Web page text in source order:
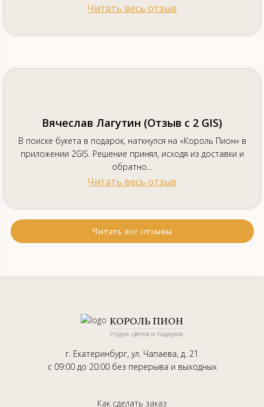
Читать весь отзыв
Вячеслав Лагутин (Отзыв с 2 GIS)
В поиске букета в подарок, наткнулся на «Король Пион» в
приложении 2GIS. Решение принял, исходя из доставки и
обратно...
Читать весь отзыв
Читать все отзывы
КОРОЛЬ ПИОН
студия цветов и подарков
г. Екатеринбург, ул. Чапаева, д. 21
с 09:00 до 20:00 без перерыва и выходных
Как сделать заказ